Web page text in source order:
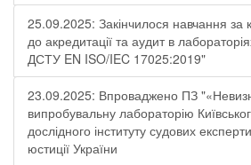
25.09.2025: Закінчилося навчання за
до акредитації та аудит в
ДСТУ EN ISO/IEC 17025:2019"
23.09.2025: Впроваджено ПЗ
випробувальну лабораторію
дослідного інституту судових
юстиції України